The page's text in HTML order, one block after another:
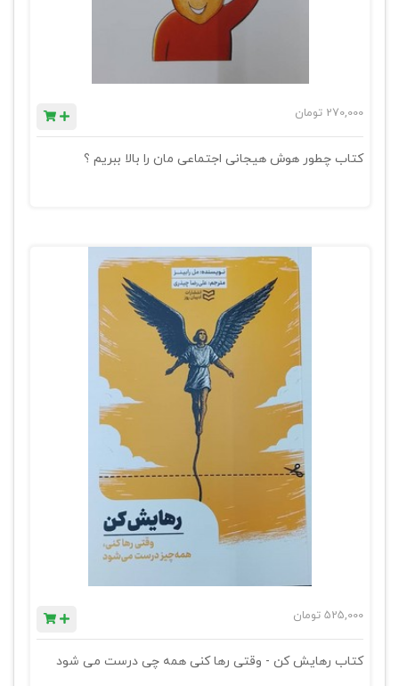
270,000 تومان
کتاب چطور هوش هیجانی اجتماعی مان را بالا ببریم ؟
525,000 تومان
کتاب رهایش کن - وقتی رها کنی همه چی درست می شود